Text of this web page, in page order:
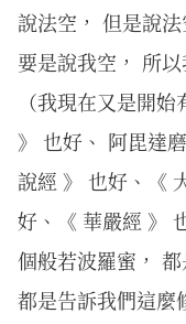
說法空， 但是說
要是說我空， 所
（我現在又是開
》 也好、 阿毘達
說經 》 也好、《
好、《 華嚴經 》
個般若波羅蜜，
都是告訴我們這麼